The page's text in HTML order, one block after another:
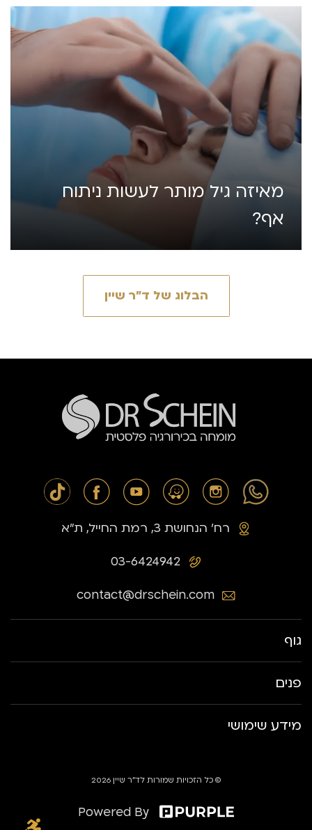
מאיזה גיל מותר לעשות ניתוח
אף?
הבלוג של ד״ר שיין
03-6424942
רח׳ הנחושת 3, רמת החייל, ת״א
contact@drschein.com
גוף
פנים
מידע שימושי
© כל הזכויות שמורות לד״ר שיין 2026
Powered By